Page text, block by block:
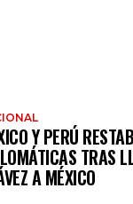
Y PERÚ
TRAS
A MÉXICO